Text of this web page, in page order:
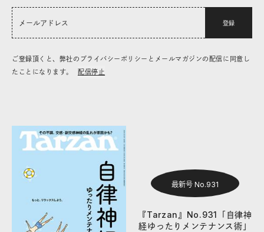
登録
ご登録頂くと、弊社のプライバシーポリシーとメールマガジンの配信に同意し
たことになります。
配信停止
最新号 No.931
『Tarzan』No.931「自律神
経ゆったりメンテナンス術」